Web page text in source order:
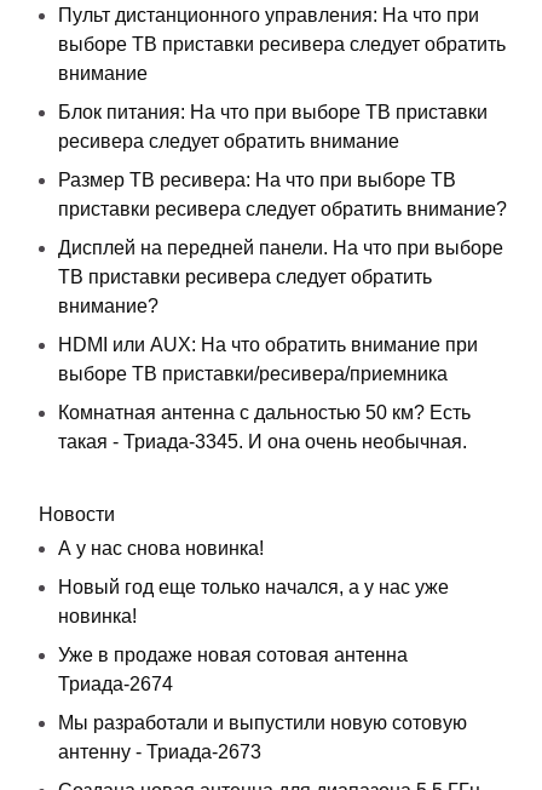
Пульт дистанционного управления: На что при
выборе ТВ приставки ресивера следует обратить
внимание
Блок питания: На что при выборе ТВ приставки
ресивера следует обратить внимание
Размер ТВ ресивера: На что при выборе ТВ
приставки ресивера следует обратить внимание?
Дисплей на передней панели. На что при выборе
ТВ приставки ресивера следует обратить
внимание?
HDMI или AUX: На что обратить внимание при
выборе ТВ приставки/ресивера/приемника
Комнатная антенна с дальностью 50 км? Есть
такая - Триада-3345. И она очень необычная.
Новости
А у нас снова новинка!
Новый год еще только начался, а у нас уже
новинка!
Уже в продаже новая сотовая антенна
Триада-2674
Мы разработали и выпустили новую сотовую
антенну - Триада-2673